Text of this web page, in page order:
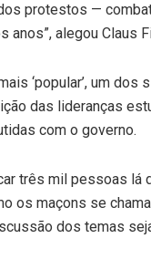
protestos —
anos”, alegou Claus
‘popular’, um
das lideranças
com o governo.
três mil pessoas
os maçons se
dos temas